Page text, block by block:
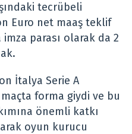
tecrübeli
Euro net maaş teklif
parası olarak da 2
İtalya Serie A
forma giydi ve bu
önemli katkı
oyun kurucu